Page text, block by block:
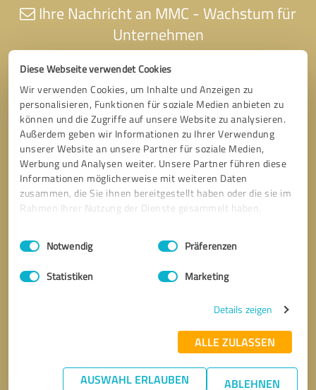
Diese Webseite verwendet Cookies
Wir verwenden Cookies, um Inhalte und Anzeigen zu
personalisieren, Funktionen für soziale Medien anbieten zu
können und die Zugriffe auf unsere Website zu analysieren.
Außerdem geben wir Informationen zu Ihrer Verwendung
unserer Website an unsere Partner für soziale Medien,
Werbung und Analysen weiter. Unsere Partner führen diese
Informationen möglicherweise mit weiteren Daten
zusammen, die Sie ihnen bereitgestellt haben oder die sie im
Rahmen Ihrer Nutzung der Dienste gesammelt haben.
Impressum Datenschutzbestimmungen
Einwilligungsauswahl
Notwendig Präferenzen
Statistiken Marketing
Details zeigen
ALLE ZULASSEN
AUSWAHL ERLAUBEN ABLEHNEN
Ihre Nachricht an MMC - Wachstum für
Unternehmen
* Erforderliche Angaben